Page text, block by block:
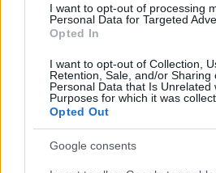
I want to opt-out of processing
Personal Data for Targeted
Opted In
I want to opt-out of Collection,
Retention, Sale, and/or Sharing
Personal Data that Is Unrelated
Purposes for which it was
Opted Out
Google consents